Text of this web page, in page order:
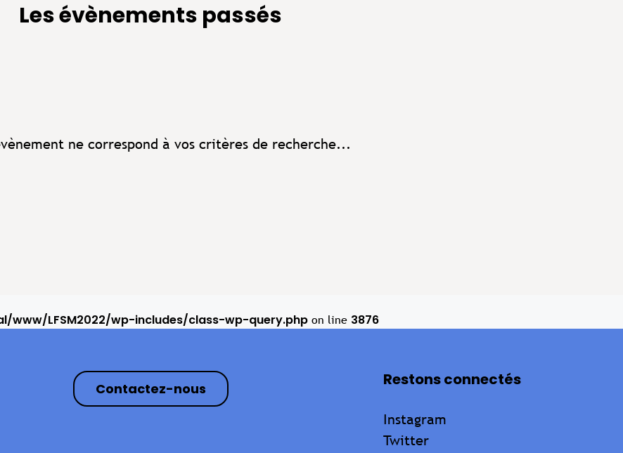
Les évènements passés
ne correspond à vos critères de recherche...
www/LFSM2022/wp-includes/class-wp-query.php on line 3876
Contactez-nous Restons connectés
Instagram
Twitter